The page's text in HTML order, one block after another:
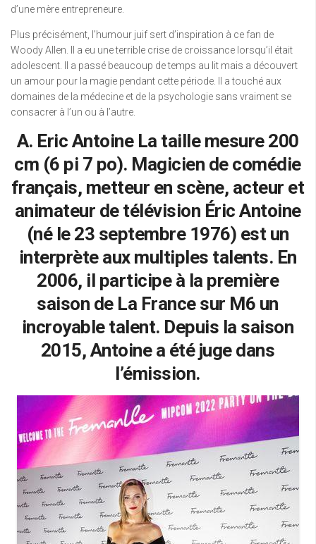
d’une mère entrepreneure.
Plus précisément, l’humour juif sert d’inspiration à ce fan de
Woody Allen. Il a eu une terrible crise de croissance lorsqu’il était
adolescent. Il a passé beaucoup de temps au lit mais a découvert
un amour pour la magie pendant cette période. Il a touché aux
domaines de la médecine et de la psychologie sans vraiment se
consacrer à l’un ou à l’autre.
A. Eric Antoine La taille mesure 200
cm (6 pi 7 po). Magicien de comédie
français, metteur en scène, acteur et
animateur de télévision Éric Antoine
(né le 23 septembre 1976) est un
interprète aux multiples talents. En
2006, il participe à la première
saison de La France sur M6 un
incroyable talent. Depuis la saison
2015, Antoine a été juge dans
l’émission.